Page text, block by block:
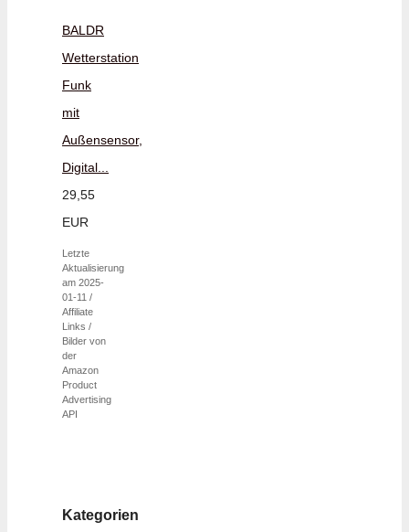
BALDR
Wetterstation
Funk
mit
Außensensor,
Digital...
29,55
EUR
Letzte
Aktualisierung
am 2025-
01-11 /
Affiliate
Links /
Bilder von
der
Amazon
Product
Advertising
API
Kategorien